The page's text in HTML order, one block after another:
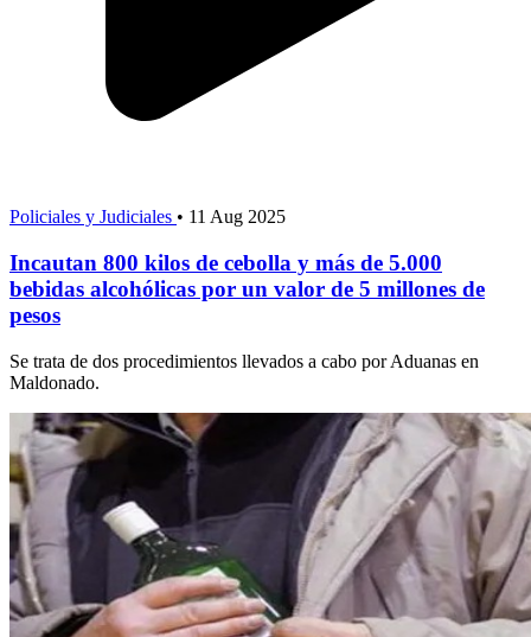
Policiales y Judiciales • 11 Aug 2025
Incautan 800 kilos de cebolla y más de 5.000
bebidas alcohólicas por un valor de 5 millones de
pesos
Se trata de dos procedimientos llevados a cabo por Aduanas en
Maldonado.